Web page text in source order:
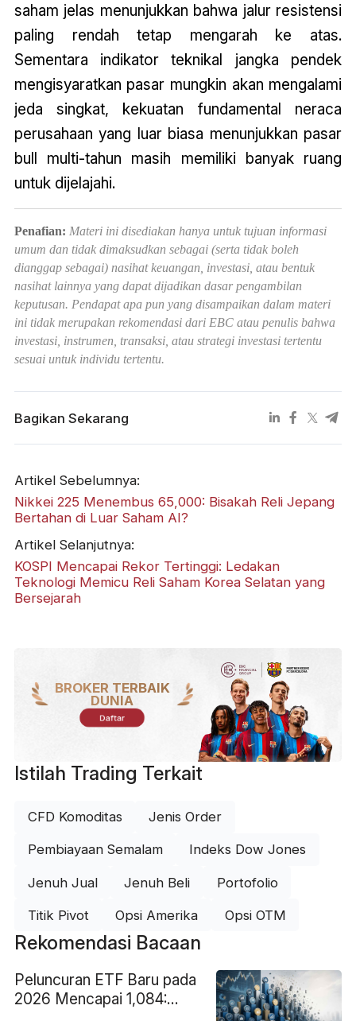
saham jelas menunjukkan bahwa jalur resistensi
paling rendah tetap mengarah ke atas.
Sementara indikator teknikal jangka pendek
mengisyaratkan pasar mungkin akan mengalami
jeda singkat, kekuatan fundamental neraca
perusahaan yang luar biasa menunjukkan pasar
bull multi-tahun masih memiliki banyak ruang
untuk dijelajahi.
Penafian: Materi ini disediakan hanya untuk tujuan informasi
umum dan tidak dimaksudkan sebagai (serta tidak boleh
dianggap sebagai) nasihat keuangan, investasi, atau bentuk
nasihat lainnya yang dapat dijadikan dasar pengambilan
keputusan. Pendapat apa pun yang disampaikan dalam materi
ini tidak merupakan rekomendasi dari EBC atau penulis bahwa
investasi, instrumen, transaksi, atau strategi investasi tertentu
sesuai untuk individu tertentu.
Bagikan Sekarang
Artikel Sebelumnya:
Nikkei 225 Menembus 65,000: Bisakah Reli Jepang
Bertahan di Luar Saham AI?
Artikel Selanjutnya:
KOSPI Mencapai Rekor Tertinggi: Ledakan
Teknologi Memicu Reli Saham Korea Selatan yang
Bersejarah
BROKER TERBAIK
DUNIA
Daftar
Istilah Trading Terkait
CFD Komoditas Jenis Order
Pembiayaan Semalam Indeks Dow Jones
Jenuh Jual Jenuh Beli Portofolio
Titik Pivot Opsi Amerika Opsi OTM
Rekomendasi Bacaan
Peluncuran ETF Baru pada
2026 Mencapai 1,084: